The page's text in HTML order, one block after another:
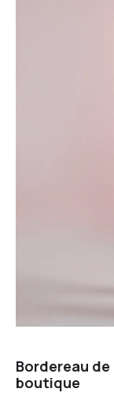
Bordereau
boutique